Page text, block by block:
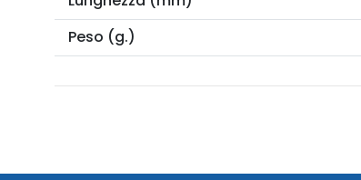
Peso (g.)